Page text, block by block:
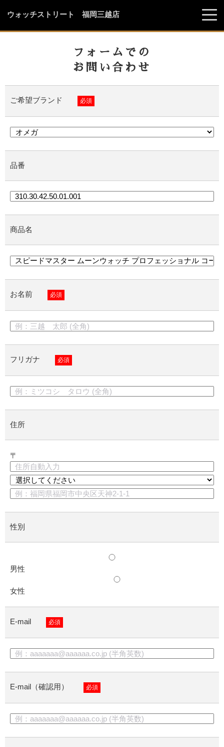
ウォッチストリート 福岡三越店
フォームでの
お問い合わせ
ご希望ブランド 必須
品番
商品名
お名前 必須
フリガナ 必須
住所
〒
性別
男性
女性
E-mail 必須
E-mail（確認用） 必須